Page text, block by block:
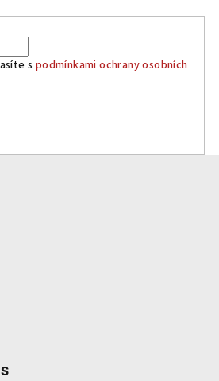
s podmínkami ochrany osobních